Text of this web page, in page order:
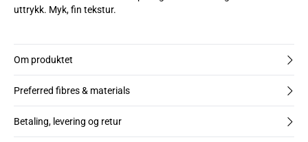
uttrykk. Myk, fin tekstur.
Om produktet
Preferred fibres & materials
Betaling, levering og retur